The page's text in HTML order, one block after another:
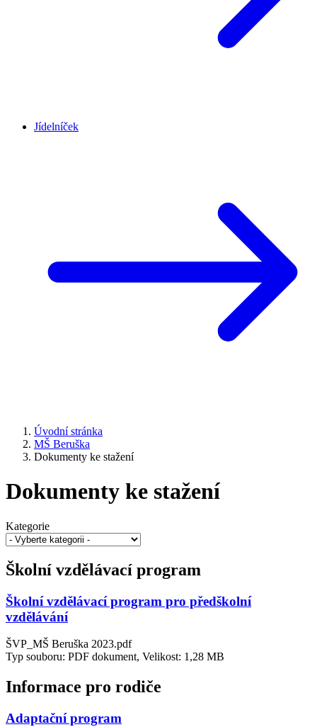
Jídelníček
Úvodní stránka
MŠ Beruška
Dokumenty ke stažení
Dokumenty ke stažení
Kategorie
Školní vzdělávací program
Školní vzdělávací program pro předškolní
vzdělávání
ŠVP_MŠ Beruška 2023.pdf
Typ souboru: PDF dokument, Velikost: 1,28 MB
Informace pro rodiče
Adaptační program